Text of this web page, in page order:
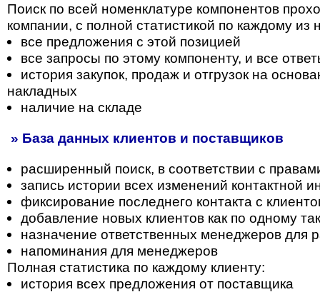
Поиск по всей номенклатуре компонентов
компании, с полной статистикой по каждому из
все предложения с этой позицией
все запросы по этому компоненту, и все
история закупок, продаж и отгрузок на
накладных
наличие на складе
» База данных клиентов и поставщиков
расширенный поиск, в соответствии с
запись истории всех изменений контактной
фиксирование последнего контакта с
добавление новых клиентов как по одному
назначение ответственных менеджеров для
напоминания для менеджеров
Полная статистика по каждому клиенту:
история всех предложения от поставщика